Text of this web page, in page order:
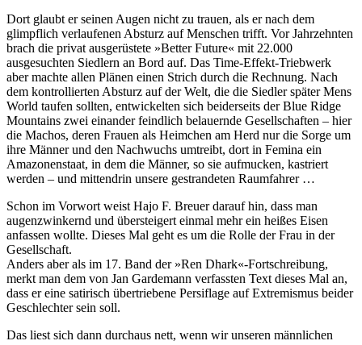
Dort glaubt er seinen Augen nicht zu trauen, als er nach dem
glimpflich verlaufenen Absturz auf Menschen trifft. Vor Jahrzehnten
brach die privat ausgerüstete »Better Future« mit 22.000
ausgesuchten Siedlern an Bord auf. Das Time-Effekt-Triebwerk
aber machte allen Plänen einen Strich durch die Rechnung. Nach
dem kontrollierten Absturz auf der Welt, die die Siedler später Mens
World taufen sollten, entwickelten sich beiderseits der Blue Ridge
Mountains zwei einander feindlich belauernde Gesellschaften – hier
die Machos, deren Frauen als Heimchen am Herd nur die Sorge um
ihre Männer und den Nachwuchs umtreibt, dort in Femina ein
Amazonenstaat, in dem die Männer, so sie aufmucken, kastriert
werden – und mittendrin unsere gestrandeten Raumfahrer …
Schon im Vorwort weist Hajo F. Breuer darauf hin, dass man
augenzwinkernd und übersteigert einmal mehr ein heißes Eisen
anfassen wollte. Dieses Mal geht es um die Rolle der Frau in der
Gesellschaft.
Anders aber als im 17. Band der »Ren Dhark«-Fortschreibung,
merkt man dem von Jan Gardemann verfassten Text dieses Mal an,
dass er eine satirisch übertriebene Persiflage auf Extremismus beider
Geschlechter sein soll.
Das liest sich dann durchaus nett, wenn wir unseren männlichen